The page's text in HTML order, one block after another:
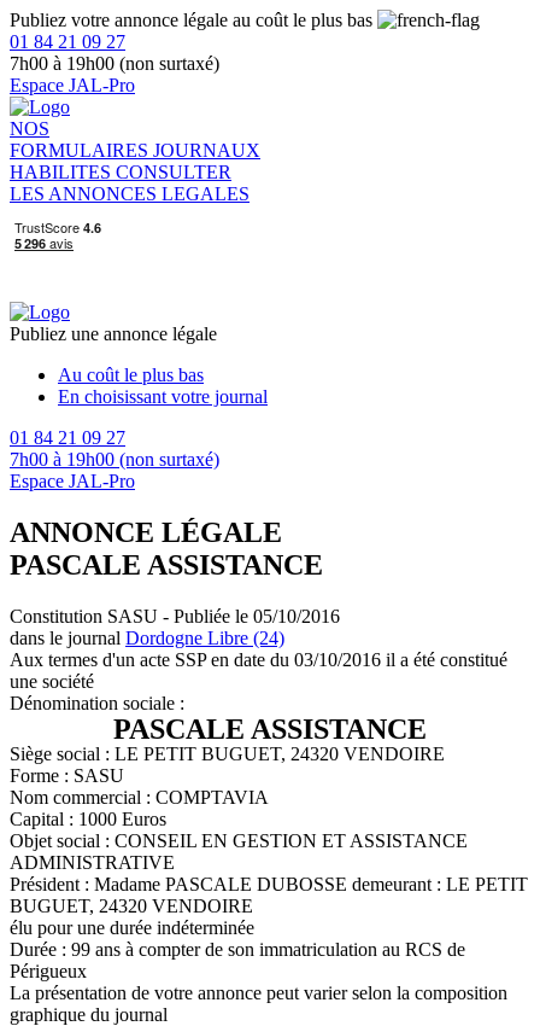
Publiez votre annonce légale au coût le plus bas
01 84 21 09 27
7h00 à 19h00 (non surtaxé)
Espace JAL-Pro
NOS
FORMULAIRES JOURNAUX
HABILITES CONSULTER
LES ANNONCES LEGALES
Publiez une annonce légale
Au coût le plus bas
En choisissant votre journal
01 84 21 09 27
7h00 à 19h00 (non surtaxé)
Espace JAL-Pro
ANNONCE LÉGALE
PASCALE ASSISTANCE
Constitution SASU - Publiée le 05/10/2016
dans le journal Dordogne Libre (24)
Aux termes d'un acte SSP en date du 03/10/2016 il a été constitué
une société
Dénomination sociale :
PASCALE ASSISTANCE
Siège social : LE PETIT BUGUET, 24320 VENDOIRE
Forme : SASU
Nom commercial : COMPTAVIA
Capital : 1000 Euros
Objet social : CONSEIL EN GESTION ET ASSISTANCE
ADMINISTRATIVE
Président : Madame PASCALE DUBOSSE demeurant : LE PETIT
BUGUET, 24320 VENDOIRE
élu pour une durée indéterminée
Durée : 99 ans à compter de son immatriculation au RCS de
Périgueux
La présentation de votre annonce peut varier selon la composition
graphique du journal